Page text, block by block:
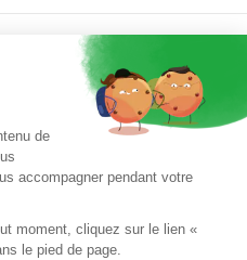
*
des informations et offres
e-mails peuvent contenir
permettant de mesurer